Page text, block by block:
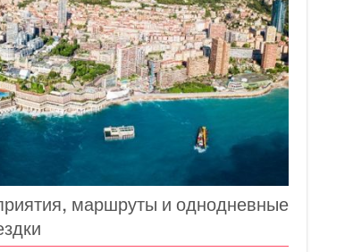
маршруты и однодневные